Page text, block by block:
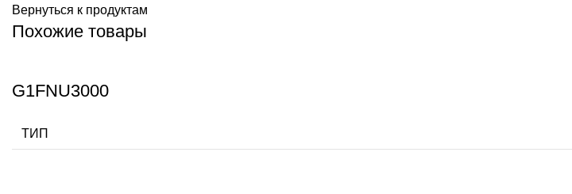
Вернуться к продуктам
Похожие товары
G1FNU3000
ТИП